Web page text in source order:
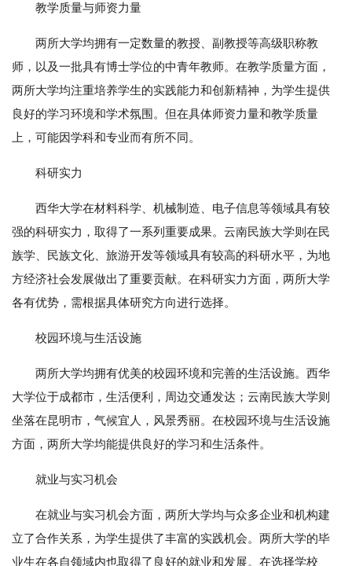
教学质量与师资力量
两所大学均拥有一定数量的教授、副教授等高级职称教
师，以及一批具有博士学位的中青年教师。在教学质量方面，
两所大学均注重培养学生的实践能力和创新精神，为学生提供
良好的学习环境和学术氛围。但在具体师资力量和教学质量
上，可能因学科和专业而有所不同。
科研实力
西华大学在材料科学、机械制造、电子信息等领域具有较
强的科研实力，取得了一系列重要成果。云南民族大学则在民
族学、民族文化、旅游开发等领域具有较高的科研水平，为地
方经济社会发展做出了重要贡献。在科研实力方面，两所大学
各有优势，需根据具体研究方向进行选择。
校园环境与生活设施
两所大学均拥有优美的校园环境和完善的生活设施。西华
大学位于成都市，生活便利，周边交通发达；云南民族大学则
坐落在昆明市，气候宜人，风景秀丽。在校园环境与生活设施
方面，两所大学均能提供良好的学习和生活条件。
就业与实习机会
在就业与实习机会方面，两所大学均与众多企业和机构建
立了合作关系，为学生提供了丰富的实践机会。两所大学的毕
业生在各自领域内也取得了良好的就业和发展。在选择学校